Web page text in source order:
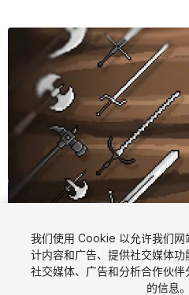
当前幻灯片：1 / 2
1 /2
我们使用 Cookie 以允许我们网
计内容和广告、提供社交媒体
社交媒体、广告和分析合作伙
的信息。